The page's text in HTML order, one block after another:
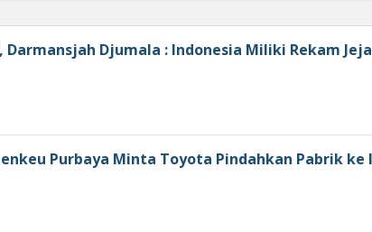
Darmansjah Djumala : Indonesia Miliki Rekam
Purbaya Minta Toyota Pindahkan Pabrik ke